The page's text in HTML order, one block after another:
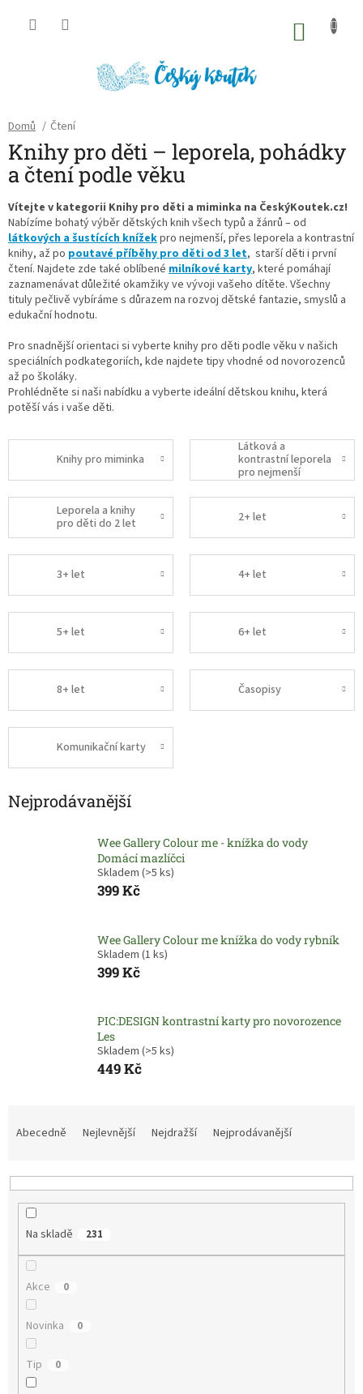
Domů / Čtení
Knihy pro děti – leporela, pohádky
a čtení podle věku
Vítejte v kategorii Knihy pro děti a miminka na ČeskýKoutek.cz!
Nabízíme bohatý výběr dětských knih všech typů a žánrů – od
látkových a šustících knížekpro nejmenší, přes leporela a kontrastní
knihy, až po poutavé příběhy pro děti od 3 let, starší děti i první
čtení. Najdete zde také oblíbené milníkové karty, které pomáhají
zaznamenávat důležité okamžiky ve vývoji vašeho dítěte. Všechny
tituly pečlivě vybíráme s důrazem na rozvoj dětské fantazie, smyslů a
edukační hodnotu.
Pro snadnější orientaci si vyberte knihy pro děti podle věku v našich
speciálních podkategoriích, kde najdete tipy vhodné od novorozenců
až po školáky.
Prohlédněte si naši nabídku a vyberte ideální dětskou knihu, která
potěší vás i vaše děti.
Knihy pro miminka
Látková a
kontrastní leporela
pro nejmenší
Leporela a knihy
pro děti do 2 let
2+ let
3+ let 4+ let
5+ let 6+ let
8+ let Časopisy
Komunikační karty
Nejprodávanější
Wee Gallery Colour me - knížka do vody
Domácí mazlíčci
Skladem (>5 ks)
399 Kč
Wee Gallery Colour me knížka do vody rybník
Skladem (1 ks)
399 Kč
PIC:DESIGN kontrastní karty pro novorozence
Les
Skladem (>5 ks)
449 Kč
n
Abecedně Nejlevnější Nejdražší Nejprodávanější
Na skladě 231
Akce 0
Novinka 0
Tip 0